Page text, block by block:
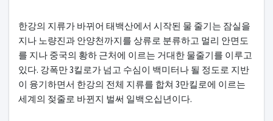
한강의 지류가 바뀌어 태백산에서 시작된 물 줄기는 잠실을
지나 노량진과 안양천까지를 상류로 분류하고 멀리 안면도
를 지나 중국의 황하 근처에 이르는 거대한 물줄기를 이루고
있다. 강폭만 3킬로가 넘고 수심이 백미터나 될 정도로 지반
이 융기하면서 한강의 전체 지류를 합쳐 3만킬로에 이르는
세계의 젖줄로 바뀐지 벌써 일백오십년이다.